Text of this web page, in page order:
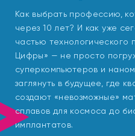
Как выбрать профессию,
через 10 лет? И как уже
частью технологического
Цифры» — не просто
суперкомпьютеров и
заглянуть в будущее, где
создают «невозможные»
сплавов для космоса до
имплантатов.